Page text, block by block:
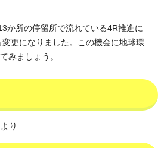
か所の停留所で流れている4R推進に
更になりました。この機会に地球環
みましょう。
り